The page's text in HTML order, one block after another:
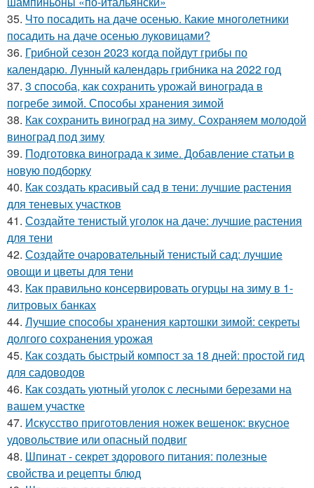
35. Что посадить на даче осенью. Какие многолетники
посадить на даче осенью луковицами?
36. Грибной сезон 2023 когда пойдут грибы по
календарю. Лунный календарь грибника на 2022 год
37. 3 способа, как сохранить урожай винограда в
погребе зимой. Способы хранения зимой
38. Как сохранить виноград на зиму. Сохраняем молодой
виноград под зиму
39. Подготовка винограда к зиме. Добавление статьи в
новую подборку
40. Как создать красивый сад в тени: лучшие растения
для теневых участков
41. Создайте тенистый уголок на даче: лучшие растения
для тени
42. Создайте очаровательный тенистый сад: лучшие
овощи и цветы для тени
43. Как правильно консервировать огурцы на зиму в 1-
литровых банках
44. Лучшие способы хранения картошки зимой: секреты
долгого сохранения урожая
45. Как создать быстрый компост за 18 дней: простой гид
для садоводов
46. Как создать уютный уголок с лесными березами на
вашем участке
47. Искусство приготовления ножек вешенок: вкусное
удовольствие или опасный подвиг
48. Шпинат - секрет здорового питания: полезные
свойства и рецепты блюд